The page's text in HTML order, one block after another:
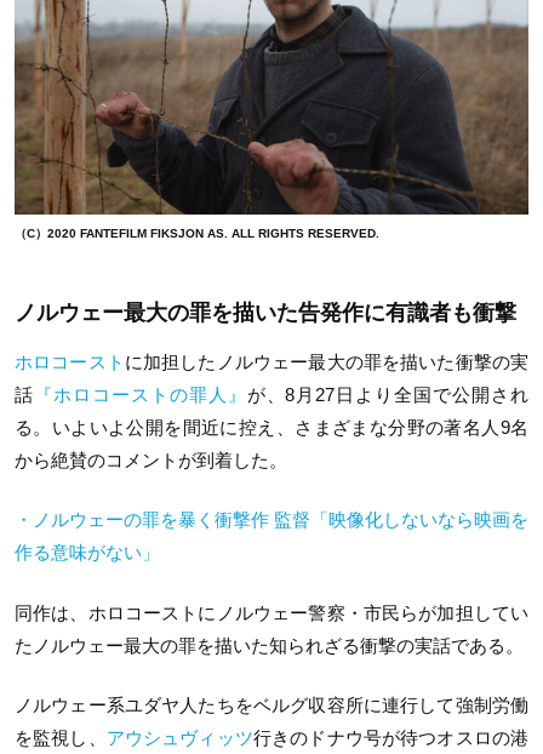
（C）2020 FANTEFILM FIKSJON AS. ALL RIGHTS RESERVED.
ノルウェー最大の罪を描いた告発作に有識者も衝撃
ホロコースト に加担したノルウェー最大の罪を描いた衝撃の実
話 『ホロコーストの罪人』 が、8月27日より全国で公開され
る。いよいよ公開を間近に控え、さまざまな分野の著名人9名
から絶賛のコメントが到着した。
・ノルウェーの罪を暴く衝撃作 監督「映像化しないなら映画を
作る意味がない」
同作は、ホロコーストにノルウェー警察・市民らが加担してい
たノルウェー最大の罪を描いた知られざる衝撃の実話である。
ノルウェー系ユダヤ人たちをベルグ収容所に連行して強制労働
を監視し、 アウシュヴィッツ行きのドナウ号が待つオスロの港